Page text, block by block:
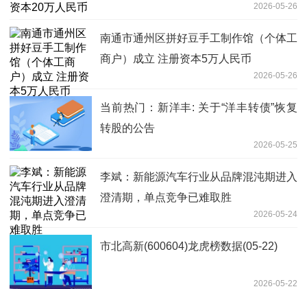
2026-05-26
南通市通州区拼好豆手工制作馆（个体工
商户）成立 注册资本5万人民币
2026-05-26
当前热门：新洋丰: 关于“洋丰转债”恢复
转股的公告
2026-05-25
李斌：新能源汽车行业从品牌混沌期进入
澄清期，单点竞争已难取胜
2026-05-24
市北高新(600604)龙虎榜数据(05-22)
2026-05-22